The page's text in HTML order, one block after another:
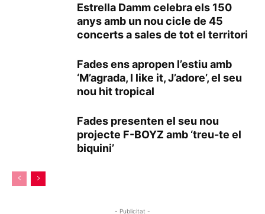
Estrella Damm celebra els 150
anys amb un nou cicle de 45
concerts a sales de tot el territori
Fades ens apropen l’estiu amb
‘M’agrada, I like it, J’adore’, el seu
nou hit tropical
Fades presenten el seu nou
projecte F-BOYZ amb ‘treu-te el
biquini’
- Publicitat -